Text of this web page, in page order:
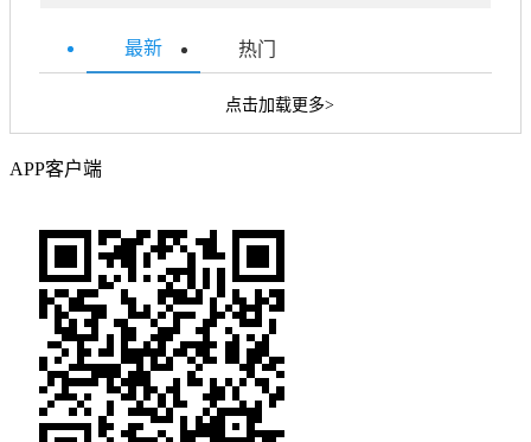
最新 热门
点击加载更多>
APP客户端